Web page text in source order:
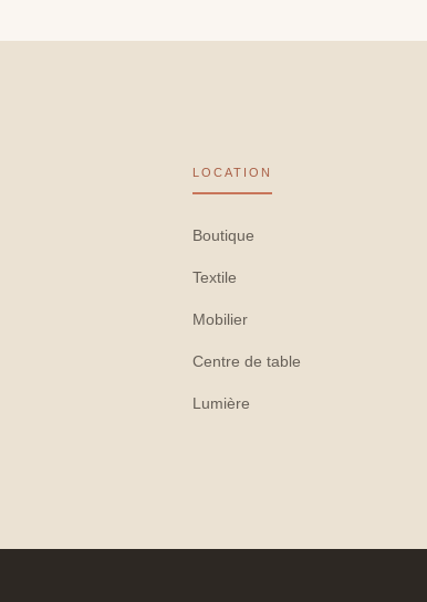
LOCATION
Boutique
Textile
Mobilier
Centre de table
Lumière